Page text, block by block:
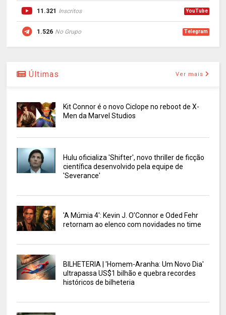
11.321 Inscritos YouTube
1.526 No Grupo Telegram
Últimas Ver mais
Kit Connor é o novo Ciclope no reboot de X-
Men da Marvel Studios
Hulu oficializa 'Shifter', novo thriller de ficção
científica desenvolvido pela equipe de
'Severance'
'A Múmia 4': Kevin J. O’Connor e Oded Fehr
retornam ao elenco com novidades no time
BILHETERIA | 'Homem-Aranha: Um Novo Dia'
ultrapassa US$1 bilhão e quebra recordes
históricos de bilheteria